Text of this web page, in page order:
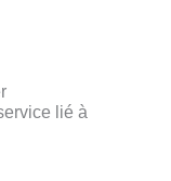
lié à